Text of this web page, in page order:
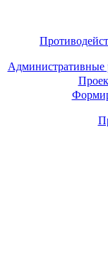
Административные